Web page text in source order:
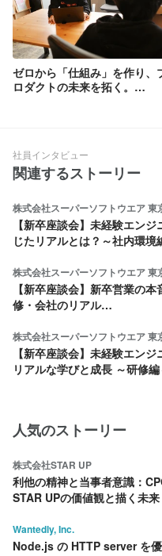
ゼロから「仕組み」を作り、
ロダクトの未来を拓く。
社員インタビュー
関連するストーリー
株式会社スーパーソフトウエア 東
【新卒座談会】未経験エン
じたリアルとは？～社内環境
株式会社スーパーソフトウエア 東
【新卒座談会】新卒営業の
修・会社のリアル…
株式会社スーパーソフトウエア 東
【新卒座談会】未経験エンジ
リアルな学びと成長 ～研修編
人気のストーリー
株式会社STAR UP
利他の精神と当事者意識：
STAR UPの価値観と描く未来
Wantedly, Inc.
Node.js の HTTP server を